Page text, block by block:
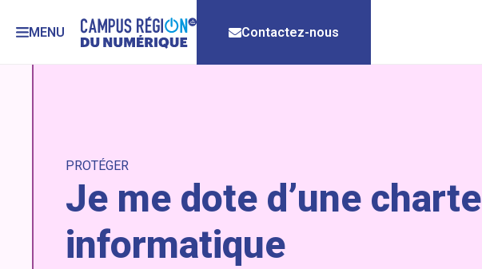
MENU Contactez-nous
PROTÉGER
Je me dote d’une charte
informatique